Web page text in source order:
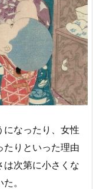
になったり、女性
たりといった理由
は次第に小さくな
。